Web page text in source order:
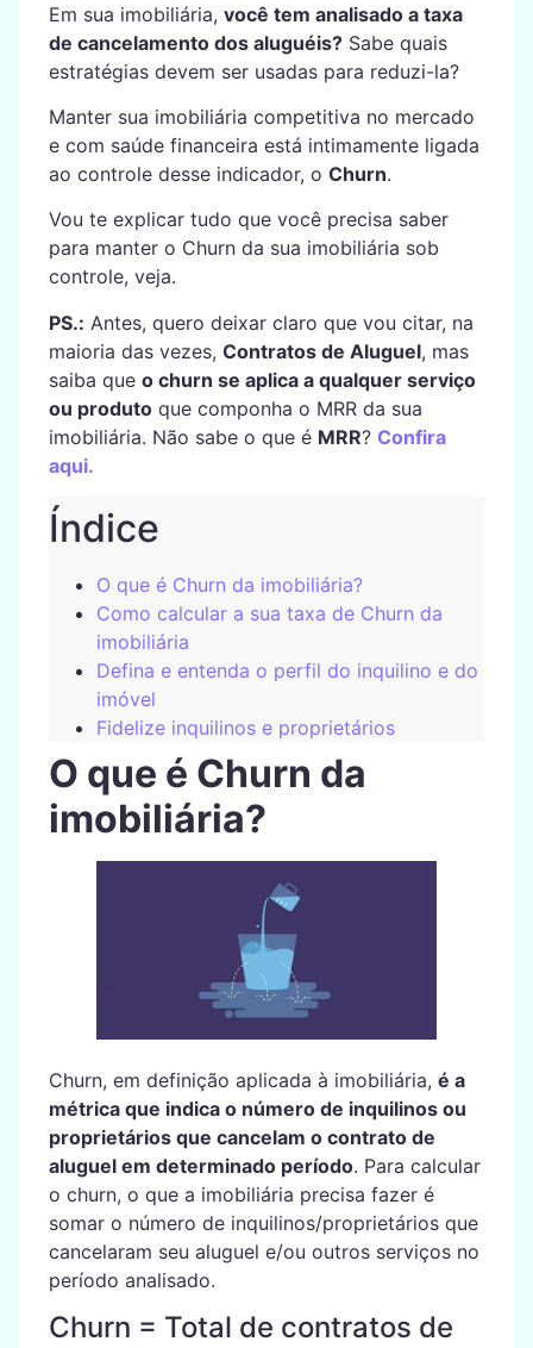
Em sua imobiliária, você tem analisado a taxa
de cancelamento dos aluguéis?Sabe quais
estratégias devem ser usadas para reduzi-la?
Manter sua imobiliária competitiva no mercado
e com saúde financeira está intimamente ligada
ao controle desse indicador, o Churn.
Vou te explicar tudo que você precisa saber
para manter o Churn da sua imobiliária sob
controle, veja.
PS.: Antes, quero deixar claro que vou citar, na
maioria das vezes, Contratos de Aluguel, mas
saiba que o churn se aplica a qualquer serviço
ou produtoque componha o MRR da sua
imobiliária. Não sabe o que é MRR? Confira
aqui.
Índice
O que é Churn da imobiliária?
Como calcular a sua taxa de Churn da
imobiliária
Defina e entenda o perfil do inquilino e do
imóvel
Fidelize inquilinos e proprietários
O que é Churn da
imobiliária?
Churn, em definição aplicada à imobiliária, é a
métrica que indica o número de inquilinos ou
proprietários que cancelam o contrato de
aluguel em determinado período. Para calcular
o churn, o que a imobiliária precisa fazer é
somar o número de inquilinos/proprietários que
cancelaram seu aluguel e/ou outros serviços no
período analisado.
Churn = Total de contratos de